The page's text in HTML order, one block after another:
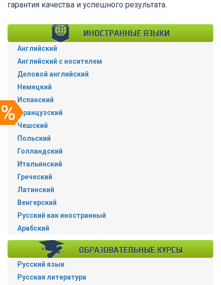
гарантия качества и успешного результата.
Английский
Английский с носителем
Деловой английский
Немецкий
Испанский
Французский
Чешский
Польский
Голландский
Итальянский
Греческий
Латинский
Венгерский
Русский как иностранный
Арабский
Русский язык
Русская литература